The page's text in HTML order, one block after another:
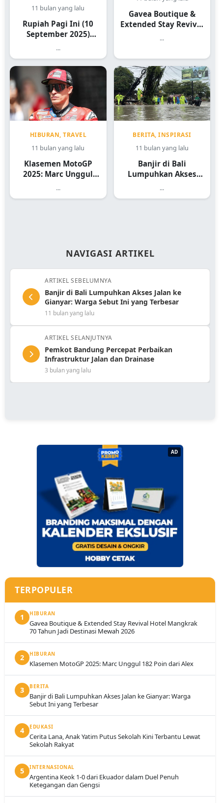
11 bulan yang lalu
Rupiah Pagi Ini (10
September 2025)
...
Gavea Boutique &
Extended Stay Revival
...
HIBURAN, TRAVEL
11 bulan yang lalu
Klasemen MotoGP
2025: Marc Unggul
...
BERITA, INSPIRASI
11 bulan yang lalu
Banjir di Bali
Lumpuhkan Akses
...
NAVIGASI ARTIKEL
ARTIKEL SEBELUMNYA
Banjir di Bali Lumpuhkan Akses Jalan ke
Gianyar: Warga Sebut Ini yang Terbesar
11 bulan yang lalu
ARTIKEL SELANJUTNYA
Pemkot Bandung Percepat Perbaikan
Infrastruktur Jalan dan Drainase
3 bulan yang lalu
AD
TERPOPULER
1 HIBURAN
Gavea Boutique & Extended Stay Revival Hotel Mangkrak
70 Tahun Jadi Destinasi Mewah 2026
2 HIBURAN
Klasemen MotoGP 2025: Marc Unggul 182 Poin dari Alex
3 BERITA
Banjir di Bali Lumpuhkan Akses Jalan ke Gianyar: Warga
Sebut Ini yang Terbesar
4 EDUKASI
Cerita Lana, Anak Yatim Putus Sekolah Kini Terbantu Lewat
Sekolah Rakyat
5 INTERNASIONAL
Argentina Keok 1-0 dari Ekuador dalam Duel Penuh
Ketegangan dan Gengsi